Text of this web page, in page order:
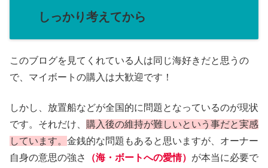
しっかり考えてから
このブログを見てくれている人は同じ海好きだと思うの
で、マイボートの購入は大歓迎です！
しかし、放置船などが全国的に問題となっているのが現状
です。それだけ、 購入後の維持が難しいという事だと実感
しています。 金銭的な問題もあると思いますが、オーナー
自身の意思の強さ
（海・ボートへの愛情） が本当に必要で